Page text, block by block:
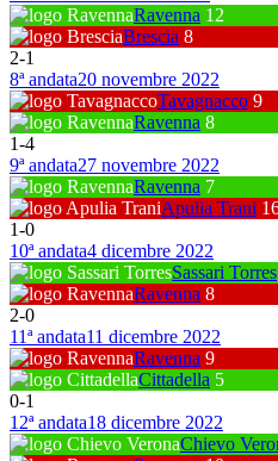
Ravenna 12
Brescia 8
2-1
8ª andata20 novembre 2022
Tavagnacco 9
Ravenna 8
1-4
9ª andata27 novembre 2022
Ravenna 7
Apulia Trani
1-0
10ª andata4 dicembre 2022
Sassari Torres
Ravenna 8
2-0
11ª andata11 dicembre 2022
Ravenna 9
Cittadella 5
0-1
12ª andata18 dicembre 2022
Chievo